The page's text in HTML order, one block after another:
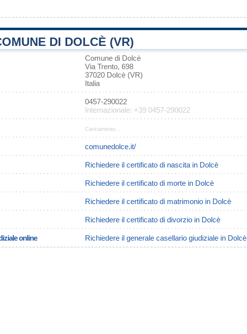
DI DOLCÈ (VR)
Comune di Dolcè
Via Trento, 698
37020 Dolcè (VR)
Italia
0457-290022
Internazionale: +39 0457-290022
Caricamento...
comunedolce.it/
Richiedere il certificato di nascita in Dolcè
Richiedere il certificato di morte in Dolcè
Richiedere il certificato di matrimonio in Dolcè
Richiedere il certificato di divorzio in Dolcè
online Richiedere il generale casellario giudiziale in Dolcè